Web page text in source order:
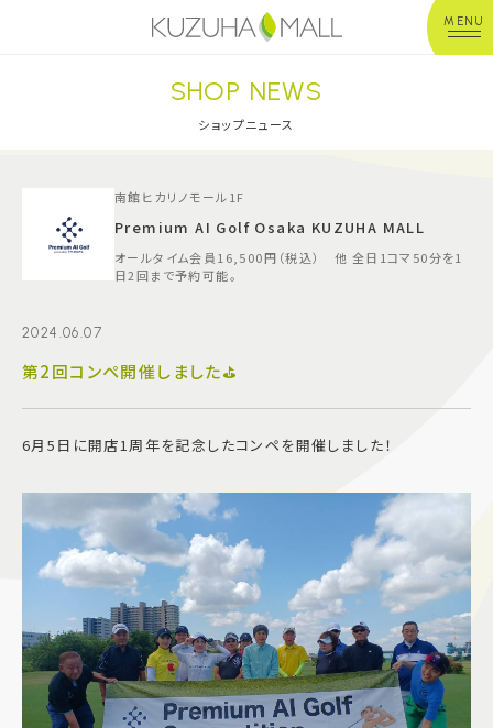
MENU
年中無休平 日：10:00~20:00
※店舗により異なる
ショップガイド
グルメ＆フード
キッズ＆ベビー
施設案内
アクセス＆駐車場
よくあるご質問
スタッフ募集
サイトマップ
プライバシーポリシー
SHOP NEWS
ショップニュース
南館ヒカリノモール1F
Premium AI Golf Osaka KUZUHA MALL
オールタイム会員16,500円（税込） 他 全日1コマ50分を1
日2回まで予約可能。
2024.06.07
第2回コンペ開催しました⛳
6月5日に開店1周年を記念したコンペを開催しました！